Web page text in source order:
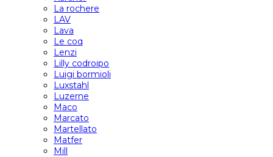
La rochere
LAV
Lava
Le coq
Lenzi
Lilly codroipo
Luigi bormioli
Luxstahl
Luzerne
Maco
Marcato
Martellato
Matfer
Mill